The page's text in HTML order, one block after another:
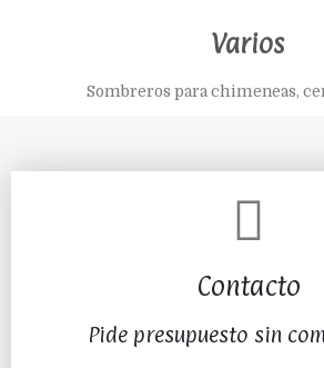
Varios
Sombreros para chimeneas,
Contacto
Pide presupuesto sin